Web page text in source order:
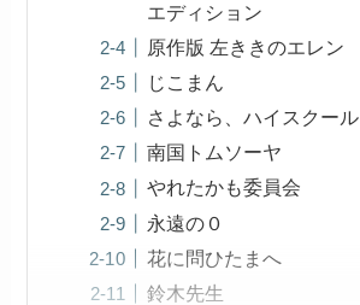
エディション
原作版 左ききのエレン
じこまん
さよなら、ハイスクール
南国トムソーヤ
やれたかも委員会
永遠の０
花に問ひたまへ
鈴木先生